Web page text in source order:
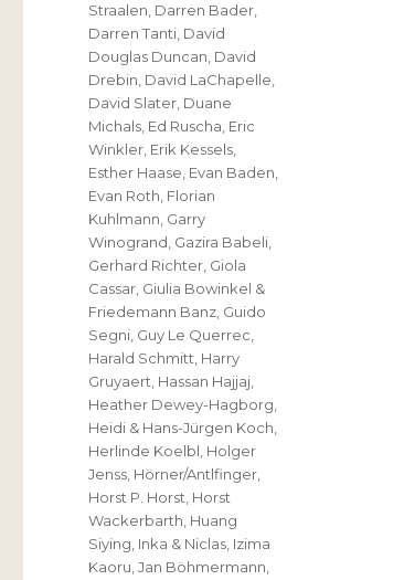
Straalen Darren Bader
Darren Tanti David
Douglas Duncan David
Drebin David LaChapelle
David Slater Duane
Michals Ed Ruscha Eric
Winkler Erik Kessels
Esther Haase Evan Baden
Evan Roth Florian
Kuhlmann Garry
Winogrand Gazira Babeli
Gerhard Richter Giola
Cassar Giulia Bowinkel &
Friedemann Banz Guido
Segni Guy Le Querrec
Harald Schmitt Harry
Gruyaert Hassan Hajjaj
Heather Dewey-Hagborg
Heidi & Hans-Jürgen Koch
Herlinde Koelbl Holger
Jenss Hörner/Antlfinger
Horst P. Horst Horst
Wackerbarth Huang
Siying Inka & Niclas Izima
Kaoru ,Jan Böhmermann